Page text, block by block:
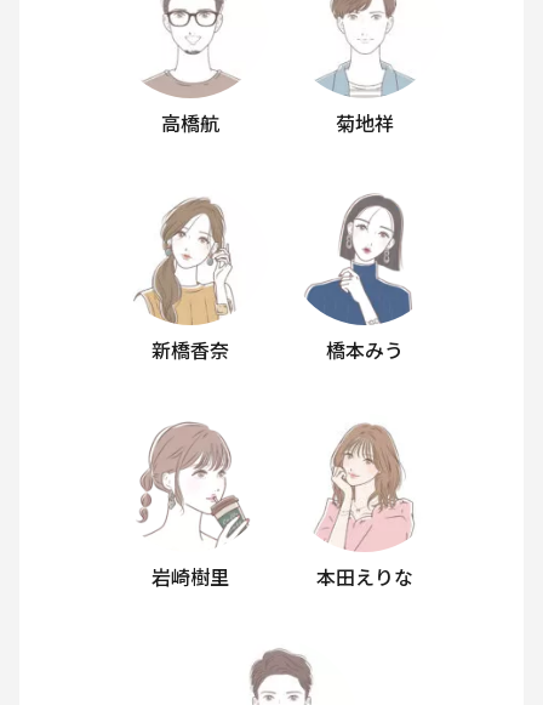
高橋航 菊地祥
新橋香奈 橋本みう
岩崎樹里 本田えりな